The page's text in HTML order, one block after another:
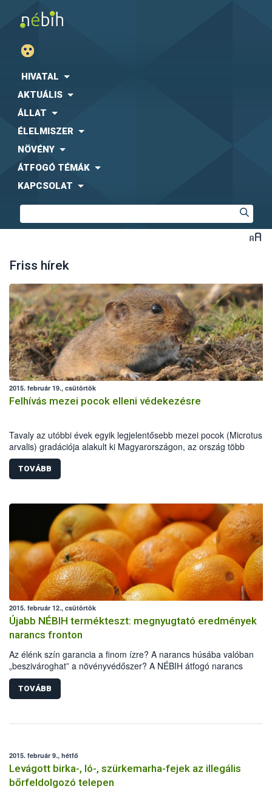
HIVATAL
AKTUÁLIS
ÁLLAT
ÉLELMISZER
NÖVÉNY
ÁTFOGÓ TÉMÁK
KAPCSOLAT
Friss hírek
2015. február 19., csütörtök
Felhívás mezei pocok elleni védekezésre
Tavaly az utóbbi évek egyik legjelentősebb mezei pocok (Microtus
arvalis) gradációja alakult ki Magyarországon, az ország több
megyéjében rendkívüli helyzetet, súlyos károkat okozva. A
hasonló, kedvező környezeti feltételek esetén az idei évben is
gondokat jelenthetnek a rágcsálók, amire időben fel kell készülni.
TOVÁBB
2015. február 12., csütörtök
Újabb NÉBIH termékteszt: megnyugtató eredmények
narancs fronton
Az élénk szín garancia a finom ízre? A narancs húsába valóban
„beszivároghat” a növényvédőszer? A NÉBIH átfogó narancs
terméktesztjéből most minden kiderül.
TOVÁBB
2015. február 9., hétfő
Levágott birka-, ló-, szürkemarha-fejek az illegális
bőrfeldolgozó telepen